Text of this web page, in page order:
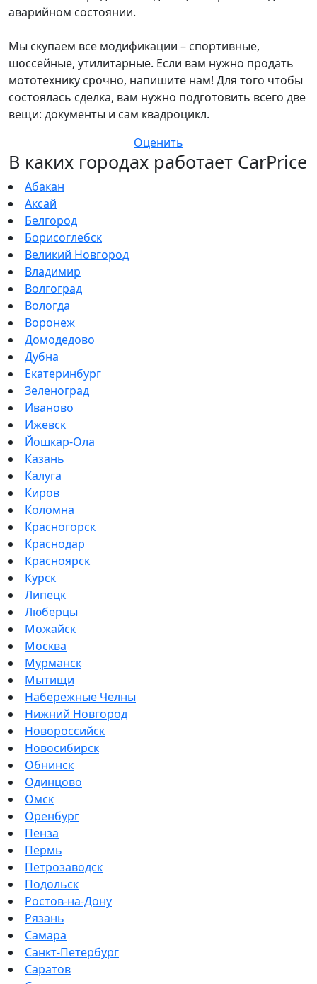
аварийном состоянии.
Мы скупаем все модификации – спортивные,
шоссейные, утилитарные. Если вам нужно продать
мототехнику срочно, напишите нам! Для того чтобы
состоялась сделка, вам нужно подготовить всего две
вещи: документы и сам квадроцикл.
Оценить
В каких городах работает CarPrice
Абакан
Аксай
Белгород
Борисоглебск
Великий Новгород
Владимир
Волгоград
Вологда
Воронеж
Домодедово
Дубна
Екатеринбург
Зеленоград
Иваново
Ижевск
Йошкар-Ола
Казань
Калуга
Киров
Коломна
Красногорск
Краснодар
Красноярск
Курск
Липецк
Люберцы
Можайск
Москва
Мурманск
Мытищи
Набережные Челны
Нижний Новгород
Новороссийск
Новосибирск
Обнинск
Одинцово
Омск
Оренбург
Пенза
Пермь
Петрозаводск
Подольск
Ростов-на-Дону
Рязань
Самара
Санкт-Петербург
Саратов